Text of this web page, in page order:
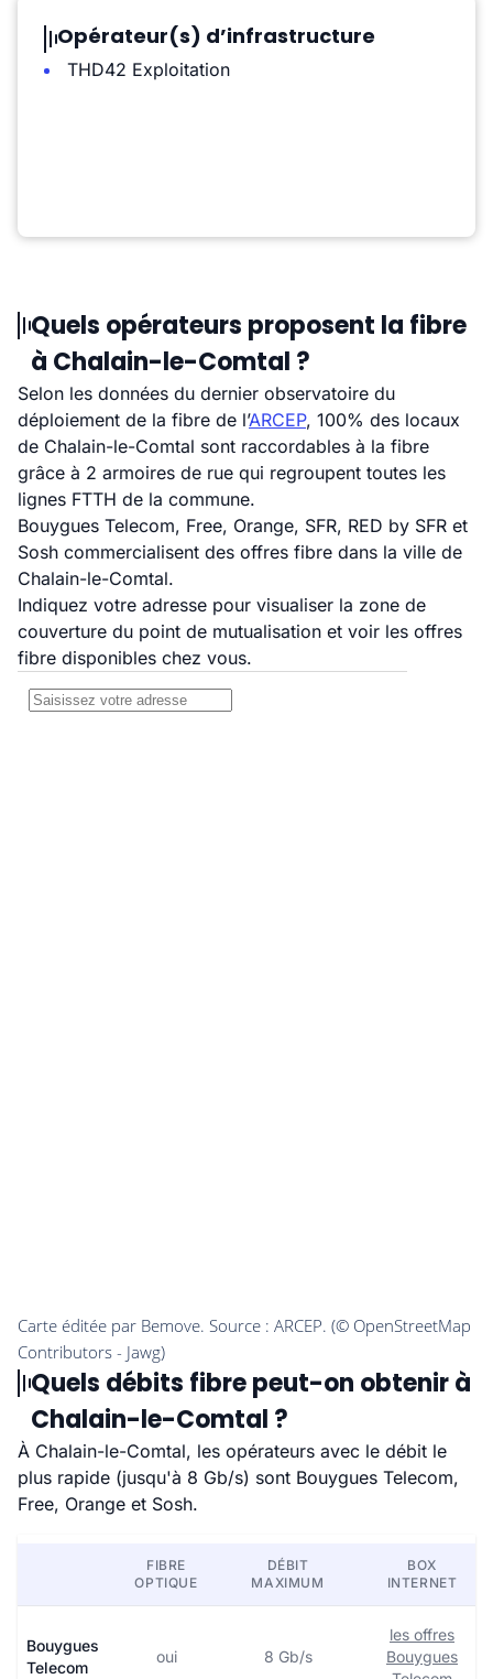
Opérateur(s) d’infrastructure
THD42 Exploitation
Quels opérateurs proposent la fibre
à Chalain-le-Comtal ?
Selon les données du dernier observatoire du
déploiement de la fibre de l’ARCEP, 100% des locaux
de Chalain-le-Comtal sont raccordables à la fibre
grâce à 2 armoires de rue qui regroupent toutes les
lignes FTTH de la commune.
Bouygues Telecom, Free, Orange, SFR, RED by SFR et
Sosh commercialisent des offres fibre dans la ville de
Chalain-le-Comtal.
Indiquez votre adresse pour visualiser la zone de
couverture du point de mutualisation et voir les offres
fibre disponibles chez vous.
Quels débits fibre peut-on obtenir à
Chalain-le-Comtal ?
À Chalain-le-Comtal, les opérateurs avec le débit le
plus rapide (jusqu'à 8 Gb/s) sont Bouygues Telecom,
Free, Orange et Sosh.
FIBRE
OPTIQUE
DÉBIT
MAXIMUM
BOX
INTERNET
Bouygues
Telecom
oui 8 Gb/s
les offres
Bouygues